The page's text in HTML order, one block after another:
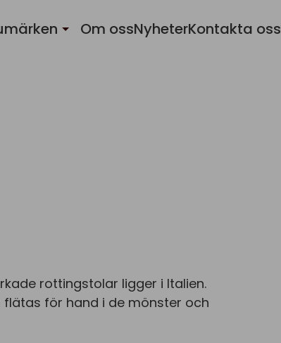
Om ossNyheterKontakta oss
rottingstolar ligger i Italien.
för hand i de mönster och